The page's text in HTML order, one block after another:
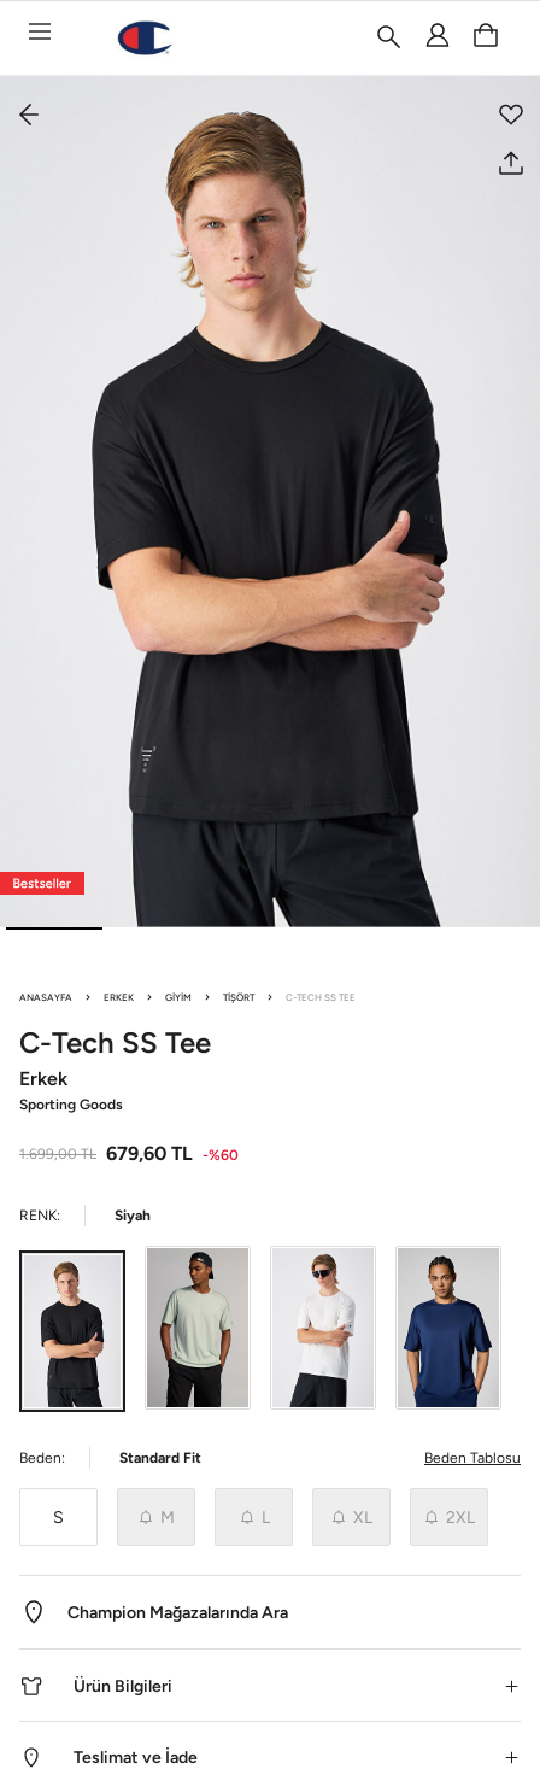
ANASAYFA ERKEK GIYIM TIŞÖRT C-TECH SS TEE
C-Tech SS Tee
Erkek
Sporting Goods
1.699,00 TL 679,60 TL -%60
RENK: Siyah
Beden: Standard Fit Beden Tablosu
S M L XL 2XL
Champion Mağazalarında Ara
Ürün Bilgileri
Teslimat ve İade